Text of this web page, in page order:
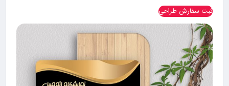
ثبت سفارش طراحی